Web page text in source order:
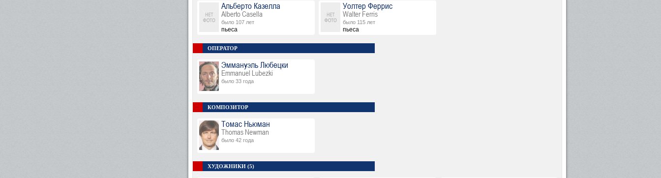
Альберто Казелла
Alberto Casella
было 107 лет
пьеса
Уолтер Феррис
Walter Ferris
было 115 лет
пьеса
ОПЕРАТОР
Эммануэль Любецки
Emmanuel Lubezki
было 33 года
КОМПОЗИТОР
Томас Ньюман
Thomas Newman
было 42 года
ХУДОЖНИКИ (5)